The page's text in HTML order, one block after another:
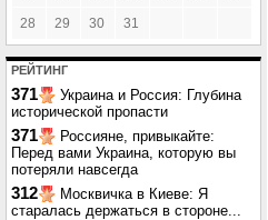
28 29 30 31
РЕЙТИНГ
371
Украина и Россия: Глубина
исторической пропасти
371
Россияне, привыкайте:
Перед вами Украина, которую вы
потеряли навсегда
312
Москвичка в Киеве: Я
старалась держаться в стороне...